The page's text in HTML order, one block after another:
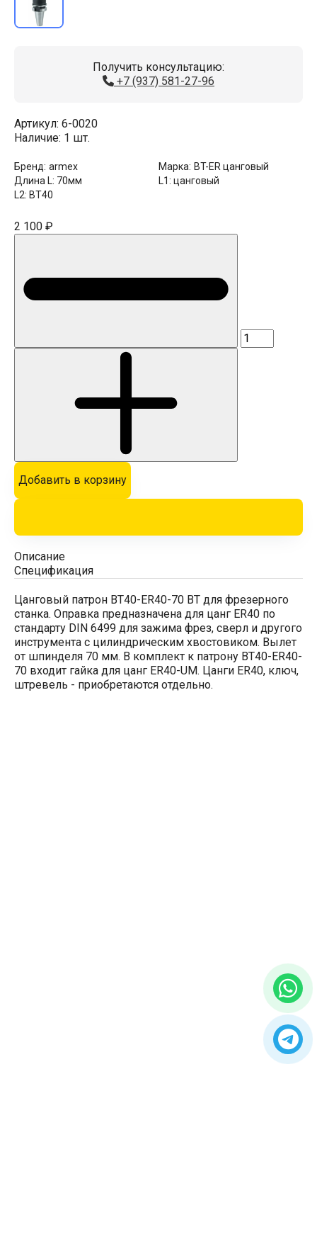
Получить консультацию:
+7 (937) 581-27-96
Артикул: 6-0020
Наличие: 1 шт.
Бренд: armex Марка: BT-ER цанговый
Длина L: 70мм L1: цанговый
L2: BT40
2 100 ₽
Добавить в корзину
Описание
Спецификация
Цанговый патрон BT40-ER40-70 BT для фрезерного
станка. Оправка предназначена для цанг ER40 по
стандарту DIN 6499 для зажима фрез, сверл и другого
инструмента с цилиндрическим хвостовиком. Вылет
от шпинделя 70 мм. В комплект к патрону BT40-ER40-
70 входит гайка для цанг ER40-UM. Цанги ER40, ключ,
штревель - приобретаются отдельно.